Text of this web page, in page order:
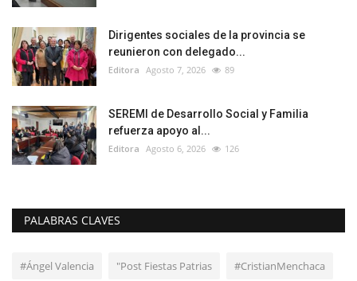
Dirigentes sociales de la provincia se
reunieron con delegado...
Editora Agosto 7, 2026 89
SEREMI de Desarrollo Social y Familia
refuerza apoyo al...
Editora Agosto 6, 2026 126
PALABRAS CLAVES
#Ángel Valencia "Post Fiestas Patrias #CristianMenchaca